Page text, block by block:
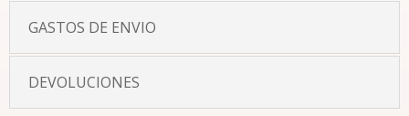
cantidad
GASTOS DE ENVIO
DEVOLUCIONES